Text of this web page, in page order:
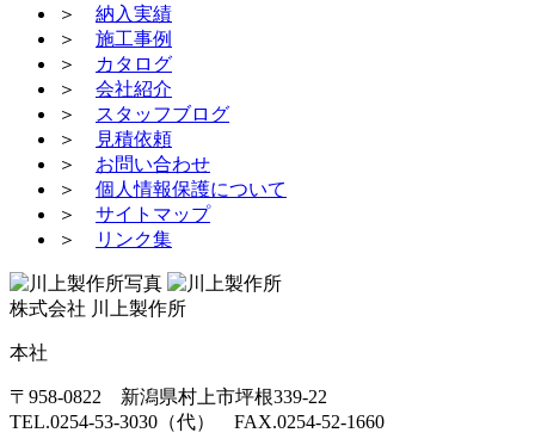
＞ 納入実績
＞ 施工事例
＞
カタログ
＞ 会社紹介
＞
スタッフブログ
＞
見積依頼
＞ お問い合わせ
＞ 個人情報保護について
＞ サイトマップ
＞
リンク集
株式会社 川上製作所
本社
〒958-0822 新潟県村上市坪根339-22
TEL.0254-53-3030（代） FAX.0254-52-1660